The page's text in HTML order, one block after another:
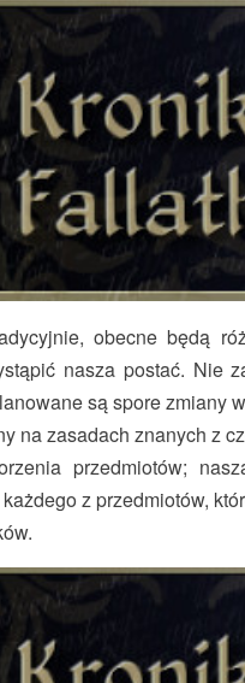
obecne będą
nasza postać. Nie
są spore zmiany
na zasadach znanych z
przedmiotów;
z przedmiotów,